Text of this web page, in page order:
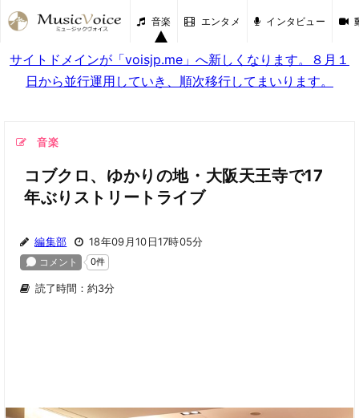
音楽 エンタメ インタビュー
サイトドメインが「voisjp.me」へ新しくなります。８月１
日から並行運用していき、順次移行してまいります。
音楽
コブクロ、ゆかりの地・大阪天王寺で17
年ぶりストリートライブ
編集部 18年09月10日17時05分
読了時間：約3分